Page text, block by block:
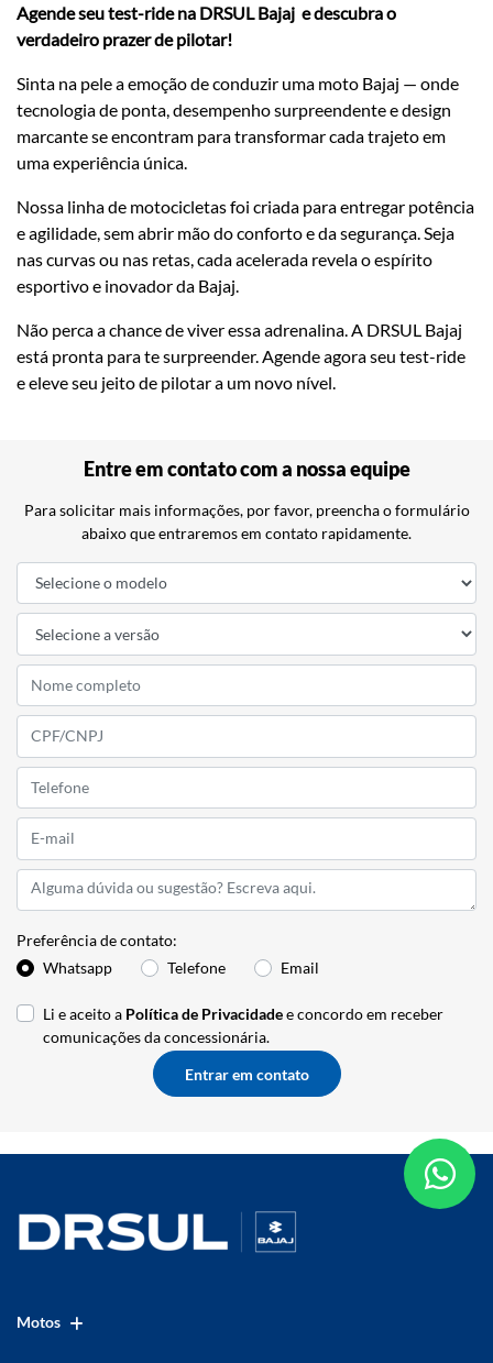
Agende seu test-ride na DRSUL Bajaj e descubra o
verdadeiro prazer de pilotar!
Sinta na pele a emoção de conduzir uma moto Bajaj — onde
tecnologia de ponta, desempenho surpreendente e design
marcante se encontram para transformar cada trajeto em
uma experiência única.
Nossa linha de motocicletas foi criada para entregar potência
e agilidade, sem abrir mão do conforto e da segurança. Seja
nas curvas ou nas retas, cada acelerada revela o espírito
esportivo e inovador da Bajaj.
Não perca a chance de viver essa adrenalina. A DRSUL Bajaj
está pronta para te surpreender. Agende agora seu test-ride
e eleve seu jeito de pilotar a um novo nível.
Entre em contato com a nossa equipe
Para solicitar mais informações, por favor, preencha o formulário
abaixo que entraremos em contato rapidamente.
Preferência de contato:
Whatsapp
Telefone Email
Li e aceito a Política de Privacidadee concordo em receber
comunicações da concessionária.
Entrar em contato
Motos